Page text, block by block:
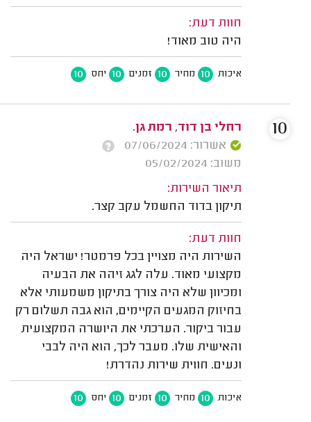
חוות דעת:
היה טוב מאוד!
איכות 10 מחיר 10 זמנים 10 יחס 10
רחלי בן דוד, רמת גן.
אשרור: 07/06/2024
משוב: 05/02/2024
תיאור השירות:
תיקון בדוד החשמל עקב קצר.
חוות דעת:
השירות היה מצויין בכל פרמטר! ישראל היה
מקצועי מאוד. עלה לגג זיהה את הבעיה
ומכיוון שלא היה צורך בתיקון משמעותי אלא
בחיזוק המגעים הקיימים, הוא גבה תשלום רק
עבור ביקור. הערכתי את היושרה המקצועית
והאישית שלו. מעבר לכך, הוא היה לבבי
ונעים. חווית שירות נהדרת!
איכות 10 מחיר 10 זמנים 10 יחס 10
10